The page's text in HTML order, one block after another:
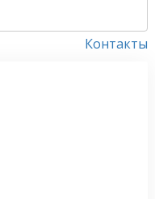
Контакты